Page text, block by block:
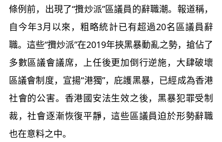
條例前，出現了“攬炒派”區議員的辭職潮。報道稱，
自今年3月以來，粗略統計已有超過20名區議員辭
職。這些“攬炒派”在2019年挾黑暴動亂之勢，搶佔了
多數區議會議席，上任後更加倒行逆施，大肆破壞
區議會制度，宣揚“港獨”，庇護黑暴，已經成為香港
社會的公害。香港國安法生效之後，黑暴犯罪受制
裁，社會逐漸恢復平靜，這些區議員迫於形勢辭職
也在意料之中。